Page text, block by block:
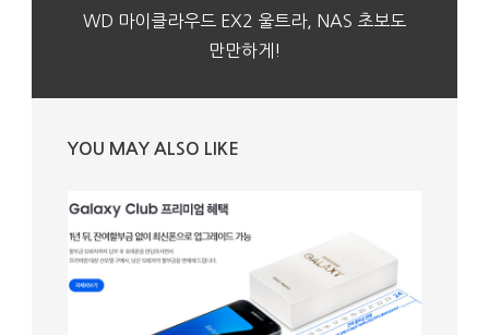
WD 마이클라우드 EX2 울트라, NAS 초보도
만만하게!
YOU MAY ALSO LIKE